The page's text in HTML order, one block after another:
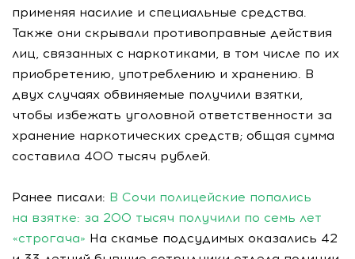
применяя насилие и специальные средства.
Также они скрывали противоправные действия
лиц, связанных с наркотиками, в том числе по их
приобретению, употреблению и хранению. В
двух случаях обвиняемые получили взятки,
чтобы избежать уголовной ответственности за
хранение наркотических средств; общая сумма
составила 400 тысяч рублей.
Ранее писали: В Сочи полицейские попались
на взятке: за 200 тысяч получили по семь лет
«строгача» На скамье подсудимых оказались 42